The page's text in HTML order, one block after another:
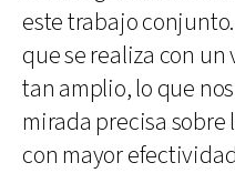
este trabajo
que se realiza con
tan amplio, lo que
mirada precisa
con mayor